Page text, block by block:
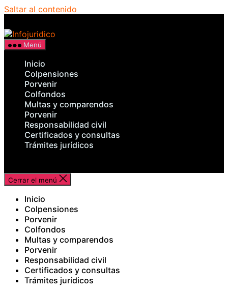
Saltar al contenido
Menú
Inicio
Colpensiones
Porvenir
Colfondos
Multas y comparendos
Porvenir
Responsabilidad civil
Certificados y consultas
Trámites jurídicos
Cerrar el menú
Inicio
Colpensiones
Porvenir
Colfondos
Multas y comparendos
Porvenir
Responsabilidad civil
Certificados y consultas
Trámites jurídicos